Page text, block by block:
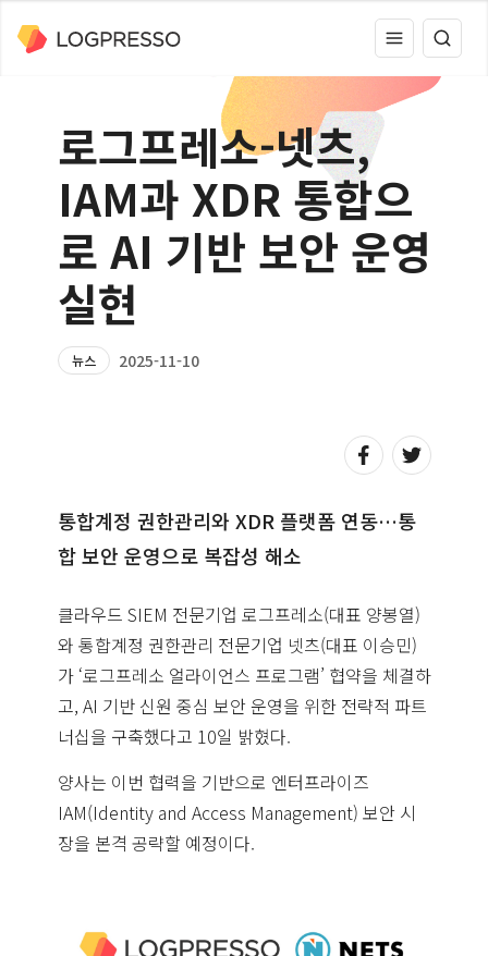
로그프레소-넷츠,
IAM과 XDR 통합으
로 AI 기반 보안 운영
실현
뉴스 2025-11-10
통합계정 권한관리와 XDR 플랫폼 연동…통
합 보안 운영으로 복잡성 해소
클라우드 SIEM 전문기업 로그프레소(대표 양봉열)
와 통합계정 권한관리 전문기업 넷츠(대표 이승민)
가 ‘로그프레소 얼라이언스 프로그램’ 협약을 체결하
고, AI 기반 신원 중심 보안 운영을 위한 전략적 파트
너십을 구축했다고 10일 밝혔다.
양사는 이번 협력을 기반으로 엔터프라이즈
IAM(Identity and Access Management) 보안 시
장을 본격 공략할 예정이다.